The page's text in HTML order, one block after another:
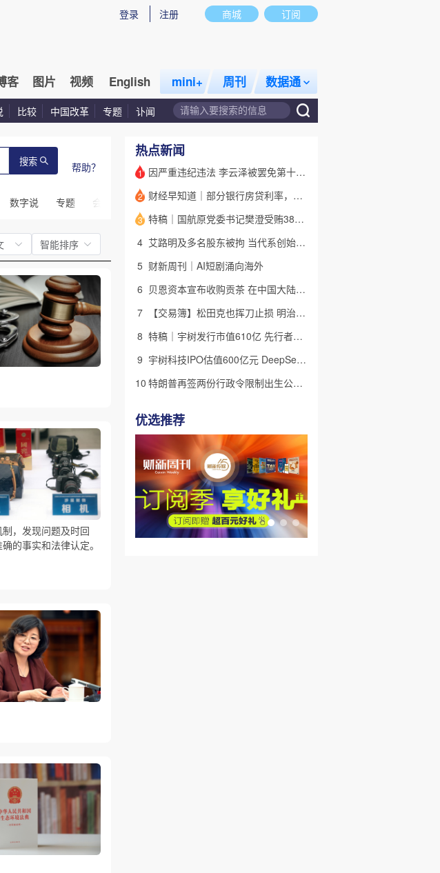
商城 订阅
登录 注册
客 图片 视频 English mini+ 周刊 数据通
比较 中国改革 专题 讣闻
搜索 帮助？
数字说 专题 会议 话题 特别呈现 私房课
智能排序
，发现问题及时回
的事实和法律认定。
热点新闻
1 因严重违纪违法 李云泽被罢免第十四届全国人大代表职务
2 财经早知道｜部分银行房贷利率，降至“2字头
3
特稿｜国航原党委书记樊澄受贿3847万元二审待宣判 否认大多数指控
4
艾路明及多名股东被拘 当代系创始人因何此时被清算
5 财新周刊｜AI短剧涌向海外
6
贝恩资本宣布收购贡茶 在中国大陆无法注册商标后退出市场
7
【交易簿】松田克也挥刀止损 明治折戟中国乳业
8
特稿｜宇树发行市值610亿 先行者的加速和考验
9
宇树科技IPO估值600亿元 DeepSeek参与战略配售
10
特朗普再签两份行政令限制出生公民权 意图打击生育旅游产业(含视频)
优选推荐